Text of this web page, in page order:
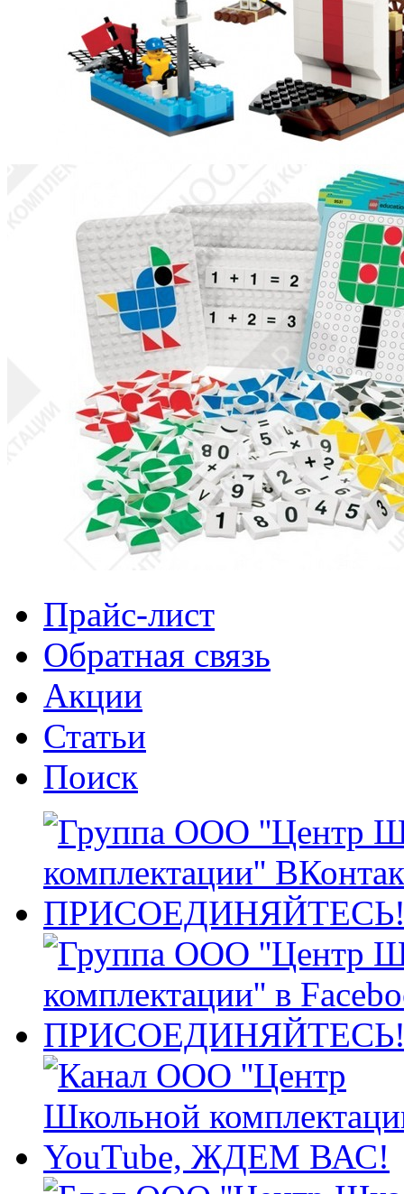
Прайс-лист
Обратная связь
Акции
Статьи
Поиск